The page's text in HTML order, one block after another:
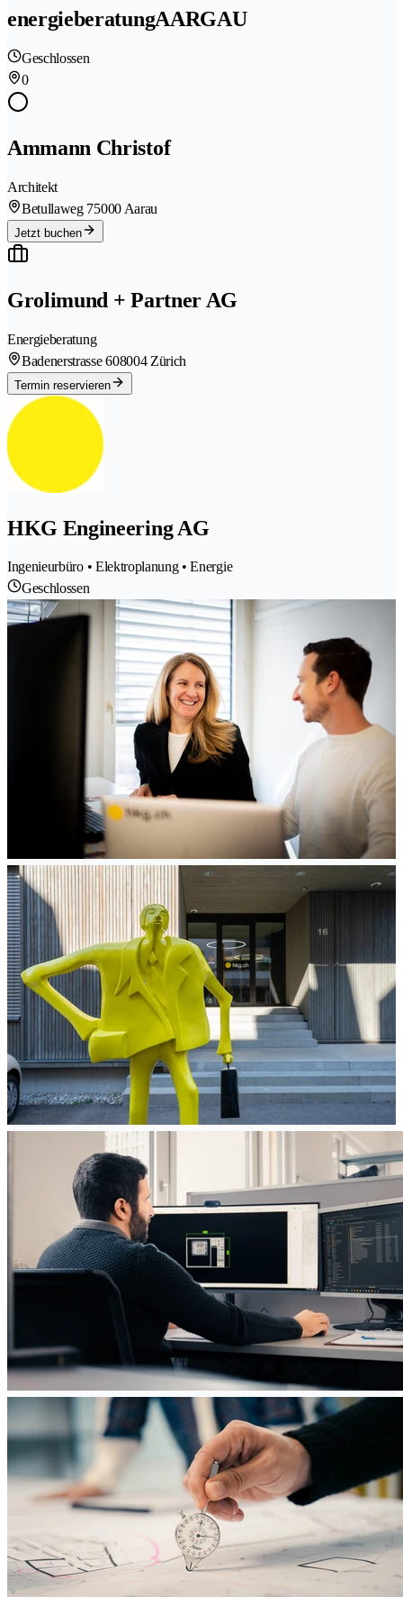
energieberatungAARGAU
Geschlossen
0
Ammann Christof
Architekt
Betullaweg 75000 Aarau
Jetzt buchen
Grolimund + Partner AG
Energieberatung
Badenerstrasse 608004 Zürich
Termin reservieren
HKG Engineering AG
Ingenieurbüro • Elektroplanung • Energie
Geschlossen